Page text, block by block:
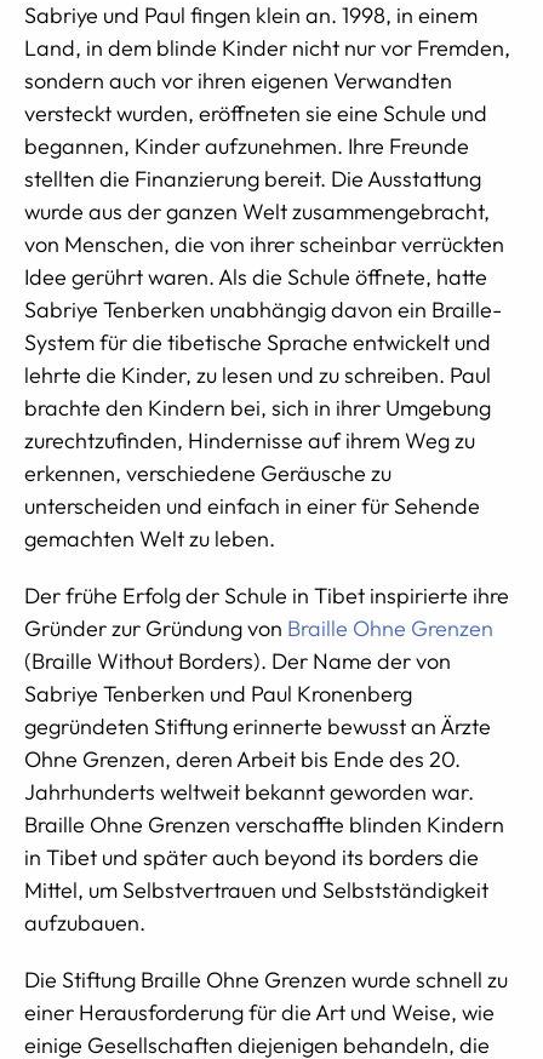
Sabriye und Paul fingen klein an. 1998, in einem
Land, in dem blinde Kinder nicht nur vor Fremden,
sondern auch vor ihren eigenen Verwandten
versteckt wurden, eröffneten sie eine Schule und
begannen, Kinder aufzunehmen. Ihre Freunde
stellten die Finanzierung bereit. Die Ausstattung
wurde aus der ganzen Welt zusammengebracht,
von Menschen, die von ihrer scheinbar verrückten
Idee gerührt waren. Als die Schule öffnete, hatte
Sabriye Tenberken unabhängig davon ein Braille-
System für die tibetische Sprache entwickelt und
lehrte die Kinder, zu lesen und zu schreiben. Paul
brachte den Kindern bei, sich in ihrer Umgebung
zurechtzufinden, Hindernisse auf ihrem Weg zu
erkennen, verschiedene Geräusche zu
unterscheiden und einfach in einer für Sehende
gemachten Welt zu leben.
Der frühe Erfolg der Schule in Tibet inspirierte ihre
Gründer zur Gründung von Braille Ohne Grenzen
(Braille Without Borders). Der Name der von
Sabriye Tenberken und Paul Kronenberg
gegründeten Stiftung erinnerte bewusst an Ärzte
Ohne Grenzen, deren Arbeit bis Ende des 20.
Jahrhunderts weltweit bekannt geworden war.
Braille Ohne Grenzen verschaffte blinden Kindern
in Tibet und später auch beyond its borders die
Mittel, um Selbstvertrauen und Selbstständigkeit
aufzubauen.
Die Stiftung Braille Ohne Grenzen wurde schnell zu
einer Herausforderung für die Art und Weise, wie
einige Gesellschaften diejenigen behandeln, die